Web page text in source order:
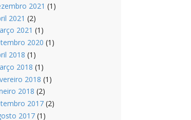
2021 (1)
2021 (2)
2021 (1)
2020 (1)
2018 (1)
2018 (1)
2018 (1)
2018 (2)
2017(2)
2017(1)